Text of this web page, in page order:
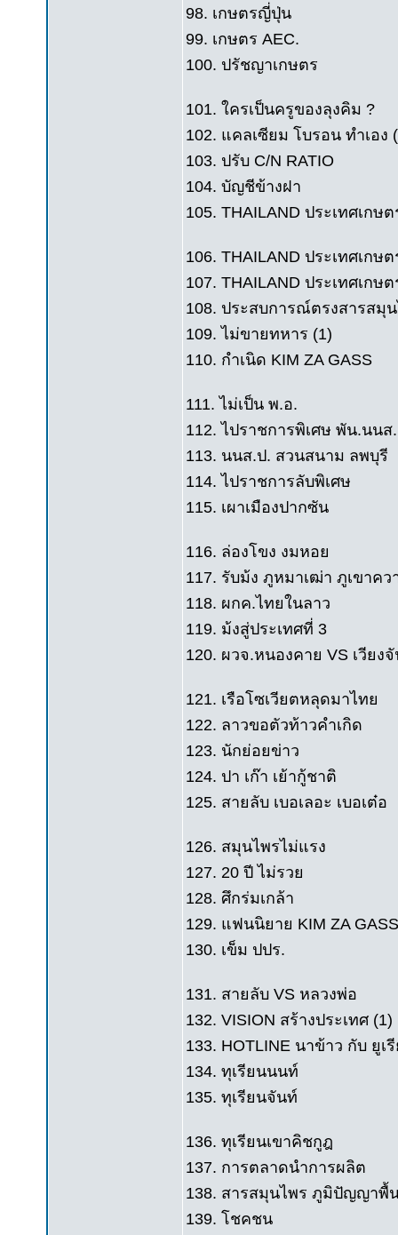
98. เกษตรญี่ปุ่น
99. เกษตร AEC.
100. ปรัชญาเกษตร
101. ใครเป็นครูของลุงคิม ?
102. แคลเซียม โบรอน ทำเอง
103. ปรับ C/N RATIO
104. บัญชีข้างฝา
105. THAILAND ประเทศเกษ
106. THAILAND ประเทศเกษ
107. THAILAND ประเทศเก
108. ประสบการณ์ตรงสารสมุ
109. ไม่ขายทหาร (1)
110. กำเนิด KIM ZA GASS
111. ไม่เป็น พ.อ.
112. ไปราชการพิเศษ พัน.นนส.
113. นนส.ป. สวนสนาม ลพบุรี
114. ไปราชการลับพิเศษ
115. เผาเมืองปากซัน
116. ล่องโขง งมหอย
117. รับม้ง ภูหมาเฒ่า ภูเขาคว
118. ผกค.ไทยในลาว
119. ม้งสู่ประเทศที่ 3
120. ผวจ.หนองคาย VS เวียง
121. เรือโซเวียตหลุดมาไทย
122. ลาวขอตัวท้าวคำเกิด
123. นักย่อยข่าว
124. ปา เก๊า เย้ากู้ชาติ
125. สายลับ เบอเลอะ เบอเต๋อ
126. สมุนไพรไม่แรง
127. 20 ปี ไม่รวย
128. ศึกร่มเกล้า
129. แฟนนิยาย KIM ZA GASS
130. เข็ม ปปร.
131. สายลับ VS หลวงพ่อ
132. VISION สร้างประเทศ (1)
133. HOTLINE นาข้าว กับ ยูเ
134. ทุเรียนนนท์
135. ทุเรียนจันท์
136. ทุเรียนเขาคิชกูฎ
137. การตลาดนำการผลิต
138. สารสมุนไพร ภูมิปัญญาพื้
139. โชคชน